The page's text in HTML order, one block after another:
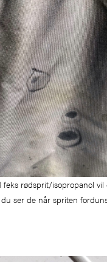
rødsprit/isopropanol
ser de når spriten